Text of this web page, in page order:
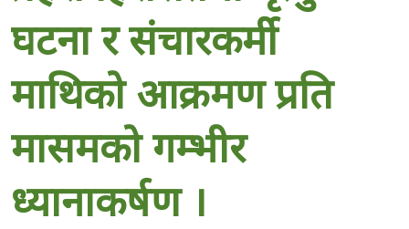
घटना र संचारकर्मी
माथिको आक्रमण प्रति
मासमको गम्भीर
ध्यानाकर्षण ।